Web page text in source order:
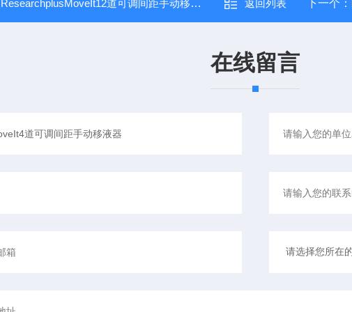
ResearchplusMoveIt12道可调间距手动移液器 返回列表 下一个：
在线留言